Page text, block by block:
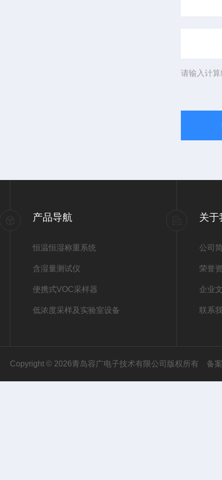
请输入计
产品导航
恒温恒湿称重系统
含湿量测试仪
便携式VOC采样器
低浓度采样及实验室设备
关于
公司
荣誉
企业
联系
Copyright © 2026青岛容广电子技术有限公司版权所有 备